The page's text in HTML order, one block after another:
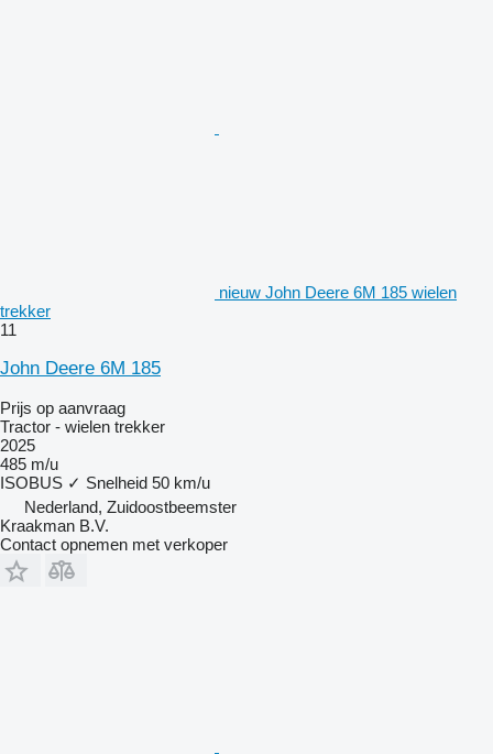
nieuw John Deere 6M 185 wielen
trekker
11
John Deere 6M 185
Prijs op aanvraag
Tractor - wielen trekker
2025
485 m/u
ISOBUS ✓ Snelheid 50 km/u
Nederland, Zuidoostbeemster
Kraakman B.V.
Contact opnemen met verkoper